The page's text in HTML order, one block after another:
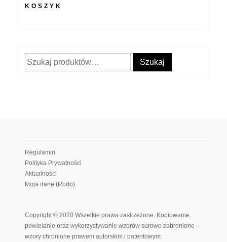
KOSZYK
Szukaj: Szukaj
Regulamin
Polityka Prywatności
Aktualności
Moja dane (Rodo)
Copyright © 2020 Wszelkie prawa zastrzeżone. Kopiowanie,
powielanie oraz wykorzystywanie wzorów surowo zabronione –
wzory chronione prawem autorskim i patentowym.